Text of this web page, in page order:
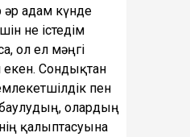
әр адам күнде
не істедім
ол ел мәңгі
Сондықтан
пен
олардың
қалыптасуына